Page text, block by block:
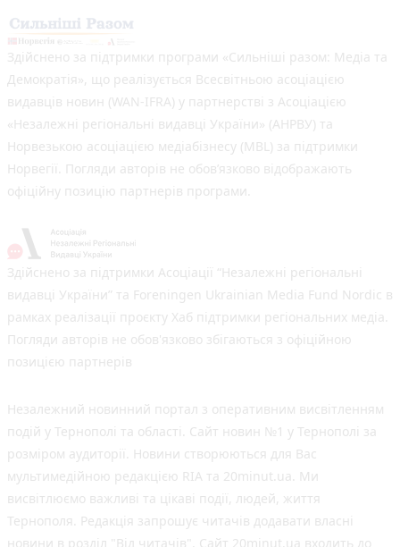
Здійснено за підтримки програми «Сильніші разом: Медіа та
Демократія», що реалізується Всесвітньою асоціацією
видавців новин (WAN-IFRA) у партнерстві з Асоціацією
«Незалежні регіональні видавці України» (АНРВУ) та
Норвезькою асоціацією медіабізнесу (MBL) за підтримки
Норвегії. Погляди авторів не обов’язково відображають
офіційну позицію партнерів програми.
Здійснено за підтримки Асоціації “Незалежні регіональні
видавці України” та Foreningen Ukrainian Media Fund Nordic в
рамках реалізації проєкту Хаб підтримки регіональних медіа.
Погляди авторів не обов'язково збігаються з офіційною
позицією партнерів
Незалежний новинний портал з оперативним висвітленням
подій у Тернополі та області. Сайт новин №1 у Тернополі за
розміром аудиторії. Новини створюються для Вас
мультимедійною редакцією RIA та 20minut.ua. Ми
висвітлюємо важливі та цікаві події, людей, життя
Тернополя. Редакція запрошує читачів додавати власні
новини в розділ "Від читачів". Сайт 20minut.ua входить до